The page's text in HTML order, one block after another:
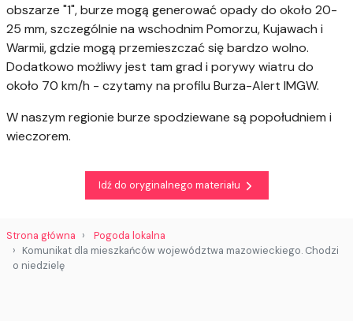
obszarze "1", burze mogą generować opady do około 20-
25 mm, szczególnie na wschodnim Pomorzu, Kujawach i
Warmii, gdzie mogą przemieszczać się bardzo wolno.
Dodatkowo możliwy jest tam grad i porywy wiatru do
około 70 km/h - czytamy na profilu Burza-Alert IMGW.
W naszym regionie burze spodziewane są popołudniem i
wieczorem.
Idź do oryginalnego materiału
Strona główna
Pogoda lokalna
Komunikat dla mieszkańców województwa mazowieckiego. Chodzi
o niedzielę